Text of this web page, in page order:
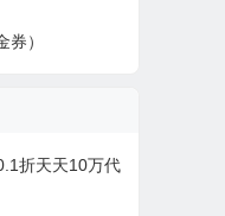
）
折天天10万代